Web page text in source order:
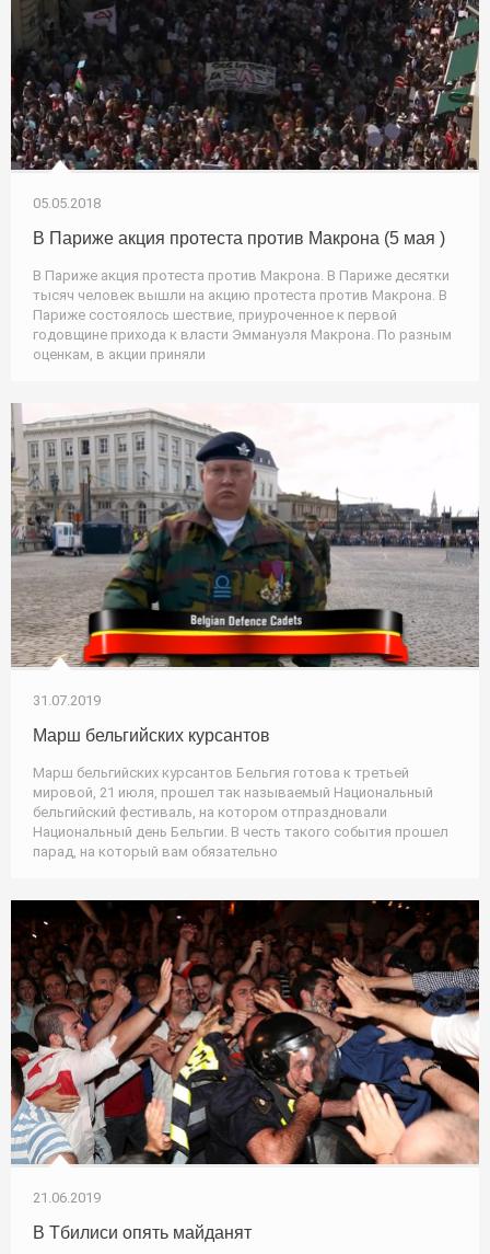
05.05.2018
В Париже акция протеста против Макрона (5 мая )
В Париже акция протеста против Макрона. В Париже десятки
тысяч человек вышли на акцию протеста против Макрона. В
Париже состоялось шествие, приуроченное к первой
годовщине прихода к власти Эммануэля Макрона. По разным
оценкам, в акции приняли
31.07.2019
Марш бельгийских курсантов
Марш бельгийских курсантов Бельгия готова к третьей
мировой, 21 июля, прошел так называемый Национальный
бельгийский фестиваль, на котором отпраздновали
Национальный день Бельгии. В честь такого события прошел
парад, на который вам обязательно
21.06.2019
В Тбилиси опять майданят